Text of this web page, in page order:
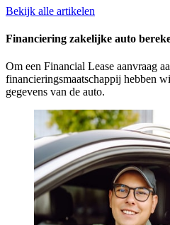
Bekijk alle artikelen
Financiering zakelijke auto
Om een Financial Lease aanvraag
financieringsmaatschappij hebben
gegevens van de auto.